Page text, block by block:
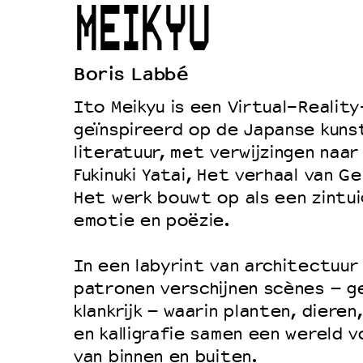
Duurzaamheid
Culturele boycot Israël
Ruimte voor artistieke vrijheid –
MEIKYU
Boris Labbé
Ito Meikyu is een Virtual-
geïnspireerd op de Japanse
literatuur, met verwijzingen naar
Fukinuki Yatai, Het verhaal van
Het werk bouwt op als een
emotie en poëzie.
In een labyrint van architectuur
patronen verschijnen scènes –
klankrijk – waarin planten,
en kalligrafie samen een wereld
van binnen en buiten.